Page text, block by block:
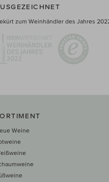
zum Weinhändler des Jahres
Weine